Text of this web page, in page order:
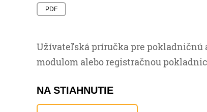
PDF
Užívateľská príručka pre
modulom alebo registračnou
NA STIAHNUTIE